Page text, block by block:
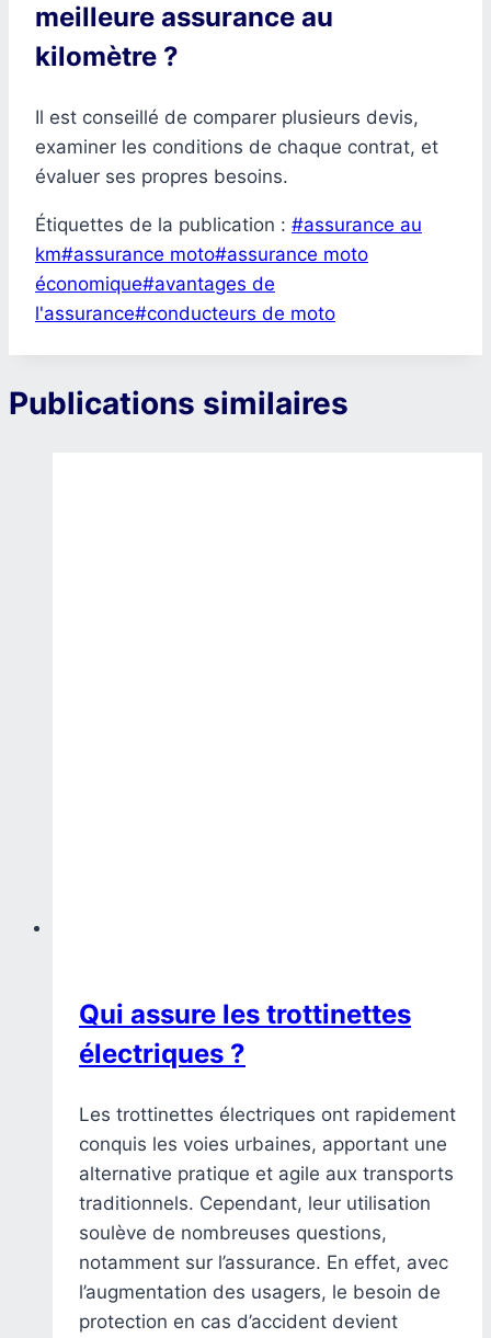
meilleure assurance au
kilomètre ?
Il est conseillé de comparer plusieurs devis,
examiner les conditions de chaque contrat, et
évaluer ses propres besoins.
Étiquettes de la publication : #assurance au
km#assurance moto#assurance moto
économique#avantages de
l'assurance#conducteurs de moto
Publications similaires
Qui assure les trottinettes
électriques ?
Les trottinettes électriques ont rapidement
conquis les voies urbaines, apportant une
alternative pratique et agile aux transports
traditionnels. Cependant, leur utilisation
soulève de nombreuses questions,
notamment sur l’assurance. En effet, avec
l’augmentation des usagers, le besoin de
protection en cas d’accident devient